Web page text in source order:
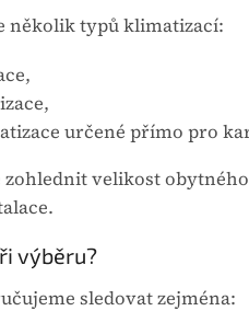
několik typů klimatizací:
určené přímo pro
zohlednit velikost
výběru?
sledovat zejména: